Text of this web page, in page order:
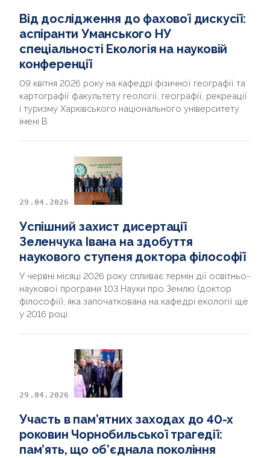
Від дослідження до фахової дискусії:
аспіранти Уманського НУ
спеціальності Екологія на науковій
конференції
09 квітня 2026 року на кафедрі фізичної географії та
картографії факультету геології, географії, рекреації
і туризму Харківського національного університету
імені В
29.04.2026
Успішний захист дисертації
Зеленчука Івана на здобуття
наукового ступеня доктора філософії
У червні місяці 2026 року спливає термін дії освітньо-
наукової програми 103 Науки про Землю (доктор
філософії), яка започаткована на кафедрі екології ще
у 2016 році
29.04.2026
Участь в пам’ятних заходах до 40-х
роковин Чорнобильської трагедії:
пам’ять, що об’єднала покоління